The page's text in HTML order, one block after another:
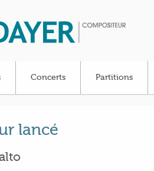
Concerts Partitions
lancé